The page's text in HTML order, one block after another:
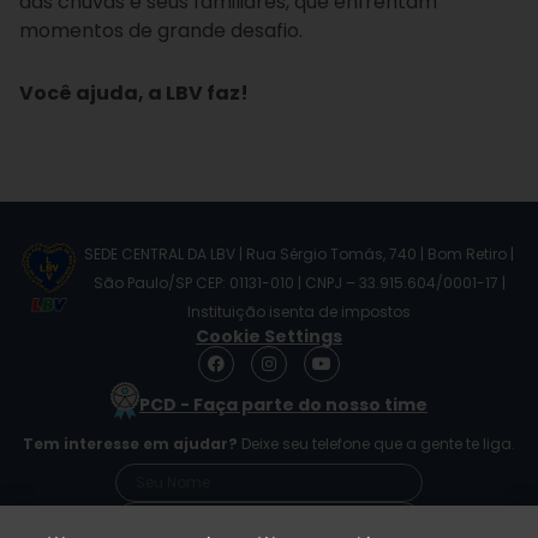
momentos de grande desafio.
Você ajuda, a LBV faz!
SEDE CENTRAL DA LBV | Rua Sérgio Tomás, 740 | Bom Retiro |
São Paulo/SP CEP: 01131-010 | CNPJ – 33.915.604/0001-17 |
Instituição isenta de impostos
Cookie Settings
F
a
e
o
o
I
n
s
t
g
r
m
Y
o
t
b
e
PCD - Faça parte do nosso time
Tem interesse em ajudar? Deixe seu telefone que a gente te liga.